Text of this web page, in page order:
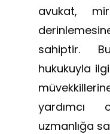
avukat,
sahiptir.
hukukuyla
uzmanlığa